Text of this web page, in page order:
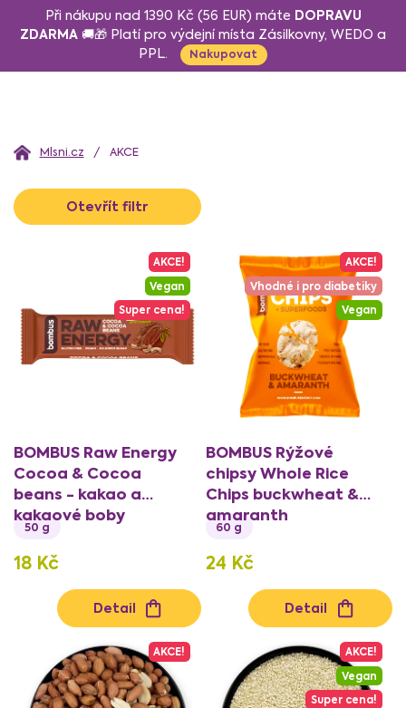
Při nákupu nad 1390 Kč (56 EUR) máte DOPRAVU
ZDARMA 🚚🎁 Platí pro výdejní místa Zásilkovny, WEDO a
PPL.
Nakupovat
Domů AKCE
Otevřít filtr
V
ý
p
o
t
ů
AKCE!
Vegan
Super cena!
BOMBUS Raw Energy
Cocoa & Cocoa
beans - kakao a
kakaové boby
50 g
18 Kč
Detail
AKCE!
Vhodné i pro diabetiky
Vegan
BOMBUS Rýžové
chipsy Whole Rice
Chips buckwheat &
amaranth
60 g
24 Kč
Detail
AKCE!
AKCE!
Vegan
Super cena!